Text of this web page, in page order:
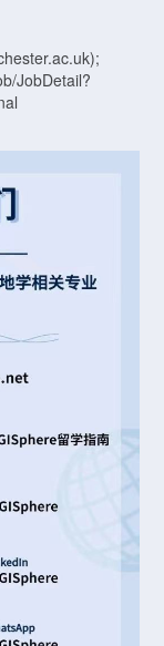
JobDetail?